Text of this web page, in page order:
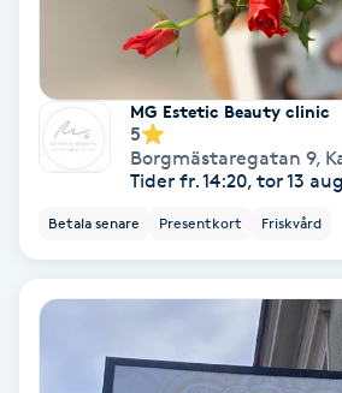
Fransförlängning Volym
Fransk manikyr
Fransrengöring
Frekvensterapi
Friskvård
Friskvårdsmassage
MG Estetic Beauty clinic
5
Borgmästaregatan 9,
Tider fr. 14:20, tor 13
Betala senare Presentkort Friskvård